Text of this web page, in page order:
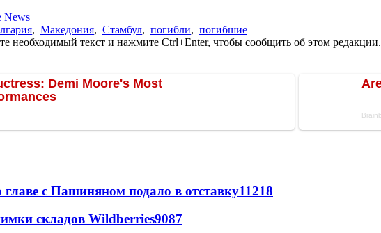
News
, Македония, Стамбул, погибли, погибшие
необходимый текст и нажмите Ctrl+Enter, чтобы сообщить об этом редакции.
с Пашиняном подало в отставку11218
складов Wildberries9087